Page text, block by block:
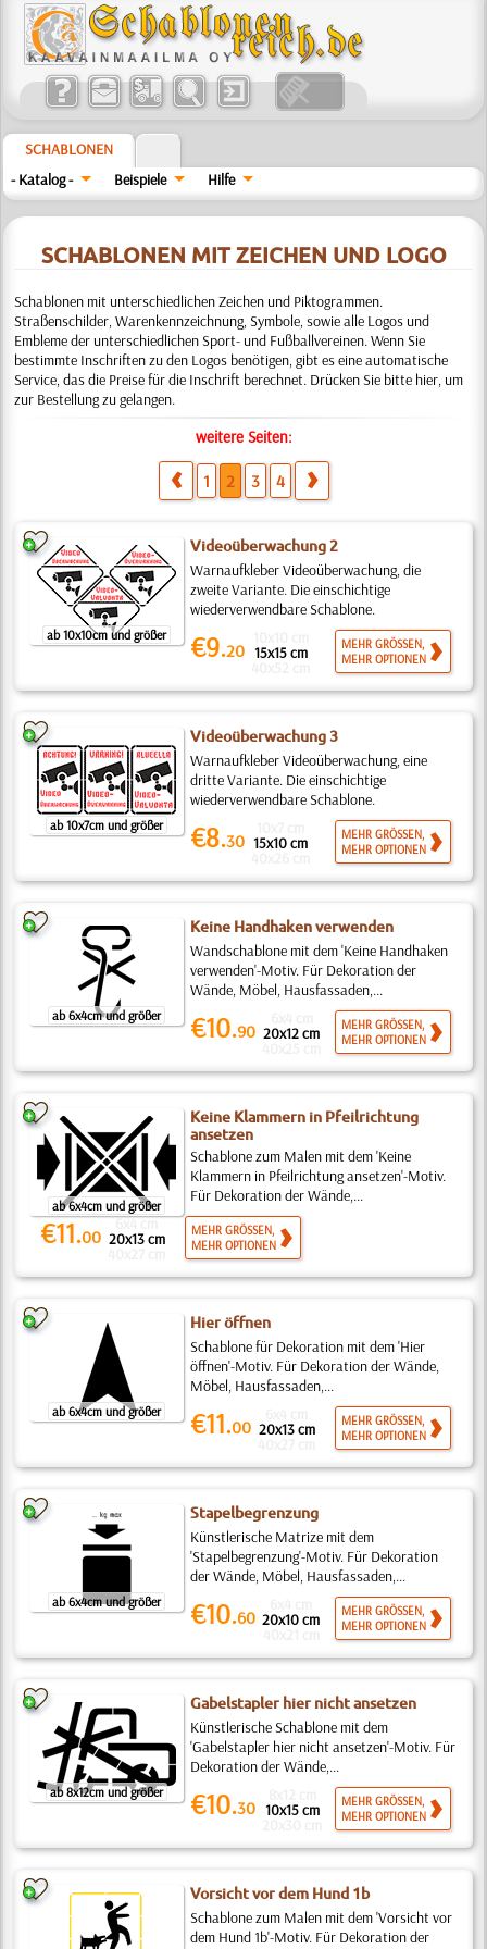
SCHABLONEN
- Katalog -
Beispiele Hilfe
SCHABLONEN MIT ZEICHEN UND LOGO
Schablonen mit unterschiedlichen Zeichen und Piktogrammen.
Straßenschilder, Warenkennzeichnung, Symbole, sowie alle Logos und
Embleme der unterschiedlichen Sport- und Fußballvereinen. Wenn Sie
bestimmte Inschriften zu den Logos benötigen, gibt es eine automatische
Service, das die Preise für die Inschrift berechnet. Drücken Sie bitte hier, um
zur Bestellung zu gelangen.
weitere Seiten:
1 2 3 4
ab 10x10cm und größer
Videoüberwachung 2
Warnaufkleber Videoüberwachung, die
zweite Variante. Die einschichtige
wiederverwendbare Schablone.
€9.20 15x15 cm
MEHR GRÖSSEN,
MEHR OPTIONEN
ab 10x7cm und größer
Videoüberwachung 3
Warnaufkleber Videoüberwachung, eine
dritte Variante. Die einschichtige
wiederverwendbare Schablone.
€8.30 15x10 cm
MEHR GRÖSSEN,
MEHR OPTIONEN
ab 6x4cm und größer
Keine Handhaken verwenden
Wandschablone mit dem 'Keine Handhaken
verwenden'-Motiv. Für Dekoration der
Wände, Möbel, Hausfassaden,...
€10.90 20x12 cm
MEHR GRÖSSEN,
MEHR OPTIONEN
ab 6x4cm und größer
Keine Klammern in Pfeilrichtung
ansetzen
Schablone zum Malen mit dem 'Keine
Klammern in Pfeilrichtung ansetzen'-Motiv.
Für Dekoration der Wände,...
€11.00
6x4 cm
20x13 cm
MEHR GRÖSSEN,
MEHR OPTIONEN
ab 6x4cm und größer
Hier öffnen
Schablone für Dekoration mit dem 'Hier
öffnen'-Motiv. Für Dekoration der Wände,
Möbel, Hausfassaden,...
€11.00 20x13 cm
MEHR GRÖSSEN,
MEHR OPTIONEN
ab 6x4cm und größer
Stapelbegrenzung
Künstlerische Matrize mit dem
'Stapelbegrenzung'-Motiv. Für Dekoration
der Wände, Möbel, Hausfassaden,...
€10.60 20x10 cm
MEHR GRÖSSEN,
MEHR OPTIONEN
ab 8x12cm und größer
Gabelstapler hier nicht ansetzen
Künstlerische Schablone mit dem
'Gabelstapler hier nicht ansetzen'-Motiv. Für
Dekoration der Wände,...
€10.30 10x15 cm
MEHR GRÖSSEN,
MEHR OPTIONEN
Vorsicht vor dem Hund 1b
Schablone zum Malen mit dem 'Vorsicht vor
dem Hund 1b'-Motiv. Für Dekoration der